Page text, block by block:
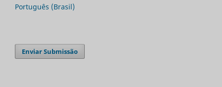
Português (Brasil)
Enviar Submissão